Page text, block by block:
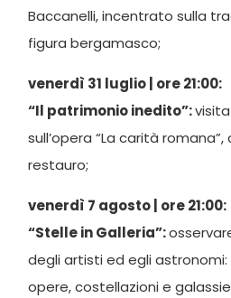
Baccanelli, incentrato sulla
figura bergamasco;
venerdì 31 luglio | ore 21:00:
“Il patrimonio inedito”:
sull’opera “La carità
restauro;
venerdì 7 agosto | ore 21:00:
“Stelle in Galleria”:
degli artisti ed egli
opere, costellazioni e